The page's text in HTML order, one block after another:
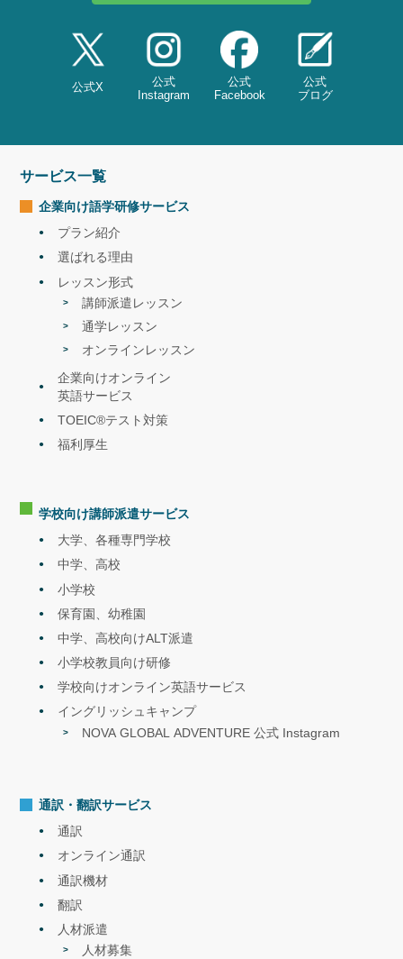
公式X
公式
Instagram
公式
Facebook
公式
ブログ
サービス一覧
企業向け語学研修サービス
プラン紹介
選ばれる理由
レッスン形式
講師派遣レッスン
通学レッスン
オンラインレッスン
企業向けオンライン
英語サービス
TOEIC®テスト対策
福利厚生
学校向け講師派遣サービス
大学、各種専門学校
中学、高校
小学校
保育園、幼稚園
中学、高校向けALT派遣
小学校教員向け研修
学校向けオンライン英語サービス
イングリッシュキャンプ
NOVA GLOBAL ADVENTURE 公式 Instagram
通訳・翻訳サービス
通訳
オンライン通訳
通訳機材
翻訳
人材派遣
人材募集